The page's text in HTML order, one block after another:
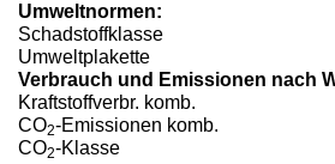
Umweltnormen:
Schadstoffklasse
Umweltplakette
Verbrauch und Emissionen nach
Kraftstoffverbr. komb.
CO2-Emissionen komb.
CO2-Klasse